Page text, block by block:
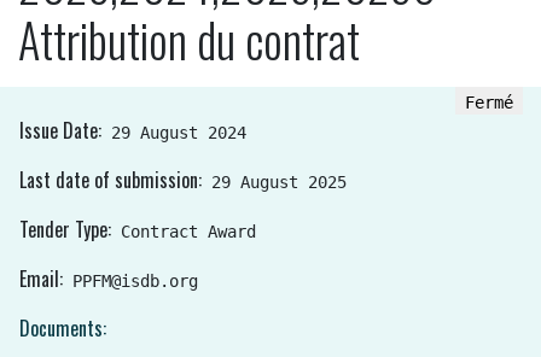
Attribution du contrat
Fermé
Issue Date 29 August 2024
Last date of submission 29 August 2025
Tender Type Contract Award
Email PPFM@isdb.org
Documents